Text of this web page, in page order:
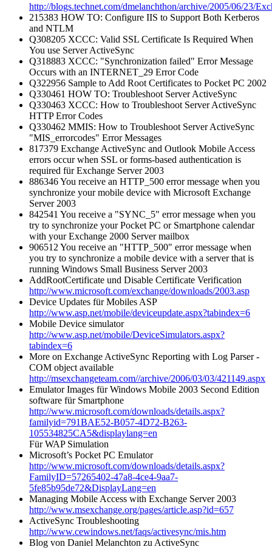
http://blogs.technet.com/dmelanchthon/archive/2005/06/23/
215383 HOW TO: Configure IIS to Support Both Kerberos
and NTLM
Q308205 XCCC: Valid SSL Certificate Is Required When
You use Server ActiveSync
Q318883 XCCC: "Synchronization failed" Error Message
Occurs with an INTERNET_29 Error Code
Q322956 Sample to Add Root Certificates to Pocket PC 2002
Q330461 HOW TO: Troubleshoot Server ActiveSync
Q330463 XCCC: How to Troubleshoot Server ActiveSync
HTTP Error Codes
Q330462 MMIS: How to Troubleshoot Server ActiveSync
"MIS_errorcodes" Error Messages
817379 Exchange ActiveSync and Outlook Mobile Access
errors occur when SSL or forms-based authentication is
required für Exchange Server 2003
886346 You receive an HTTP_500 error message when you
synchronize your mobile device with Microsoft Exchange
Server 2003
842541 You receive a "SYNC_5" error message when you
try to synchronize your Pocket PC or Smartphone calendar
with your Exchange 2000 Server mailbox
906512 You receive an "HTTP_500" error message when
you try to synchronize a mobile device with a server that is
running Windows Small Business Server 2003
AddRootCertificate und Disable Certificate Verification
http://www.microsoft.com/exchange/downloads/2003.asp
Device Updates für Mobiles ASP
http://www.asp.net/mobile/deviceupdate.aspx?tabindex=6
Mobile Device simulator
http://www.asp.net/mobile/DeviceSimulators.aspx?
tabindex=6
More on Exchange ActiveSync Reporting with Log Parser -
COM object available
http://msexchangeteam.com//archive/2006/03/03/421149.aspx
Emulator Images für Windows Mobile 2003 Second Edition
software für Smartphone
http://www.microsoft.com/downloads/details.aspx?
familyid=791BAE52-B057-4D72-B263-
105534825CA5&displaylang=en
Für WAP Simulation
Microsoft’s Pocket PC Emulator
http://www.microsoft.com/downloads/details.aspx?
FamilyID=57265402-47a8-4ce4-9aa7-
5fe85b95de72&DisplayLang=en
Managing Mobile Access with Exchange Server 2003
http://www.msexchange.org/pages/article.asp?id=657
ActiveSync Troubleshooting
http://www.cewindows.net/faqs/activesync/mis.htm
Blog von Daniel Melanchton zu ActiveSync